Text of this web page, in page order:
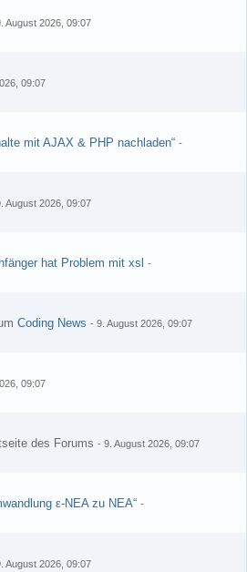
August 2026, 09:07
09:07
mit AJAX & PHP nachladen“ -
August 2026, 09:07
hat Problem mit xsl
-
Coding News - 9. August 2026, 09:07
09:07
des Forums - 9. August 2026, 09:07
ε-NEA zu NEA“ -
August 2026, 09:07